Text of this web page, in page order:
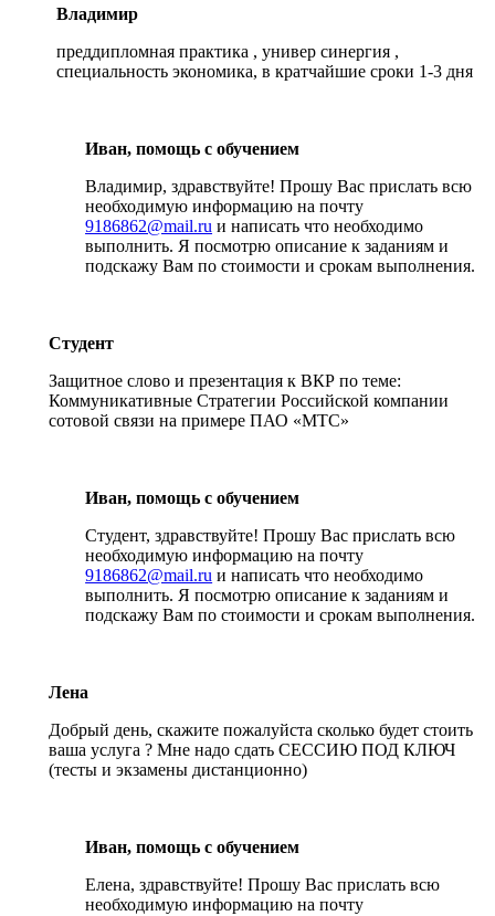
Владимир
преддипломная практика , универ синергия ,
специальность экономика, в кратчайшие сроки 1-3 дня
Иван, помощь с обучением
Владимир, здравствуйте! Прошу Вас прислать всю
необходимую информацию на почту
9186862@mail.ru и написать что необходимо
выполнить. Я посмотрю описание к заданиям и
подскажу Вам по стоимости и срокам выполнения.
Студент
Защитное слово и презентация к ВКР по теме:
Коммуникативные Стратегии Российской компании
сотовой связи на примере ПАО «МТС»
Иван, помощь с обучением
Студент, здравствуйте! Прошу Вас прислать всю
необходимую информацию на почту
9186862@mail.ru и написать что необходимо
выполнить. Я посмотрю описание к заданиям и
подскажу Вам по стоимости и срокам выполнения.
Лена
Добрый день, скажите пожалуйста сколько будет стоить
ваша услуга ? Мне надо сдать СЕССИЮ ПОД КЛЮЧ
(тесты и экзамены дистанционно)
Иван, помощь с обучением
Елена, здравствуйте! Прошу Вас прислать всю
необходимую информацию на почту